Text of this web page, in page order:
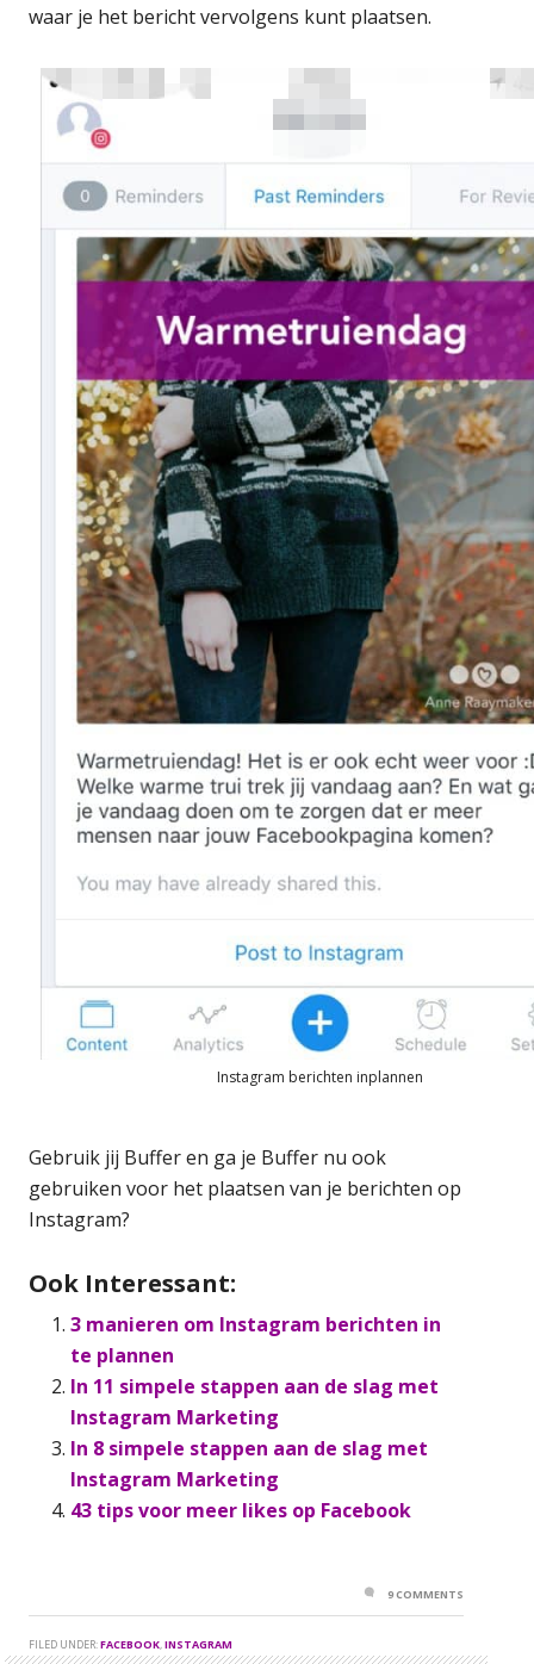
waar je het bericht vervolgens kunt plaatsen.
Instagram berichten inplannen
Gebruik jij Buffer en ga je Buffer nu ook
gebruiken voor het plaatsen van je berichten op
Instagram?
Ook Interessant:
3 manieren om Instagram berichten in
te plannen
In 11 simpele stappen aan de slag met
Instagram Marketing
In 8 simpele stappen aan de slag met
Instagram Marketing
43 tips voor meer likes op Facebook
FILED UNDER:FACEBOOK,INSTAGRAM
9 COMMENTS